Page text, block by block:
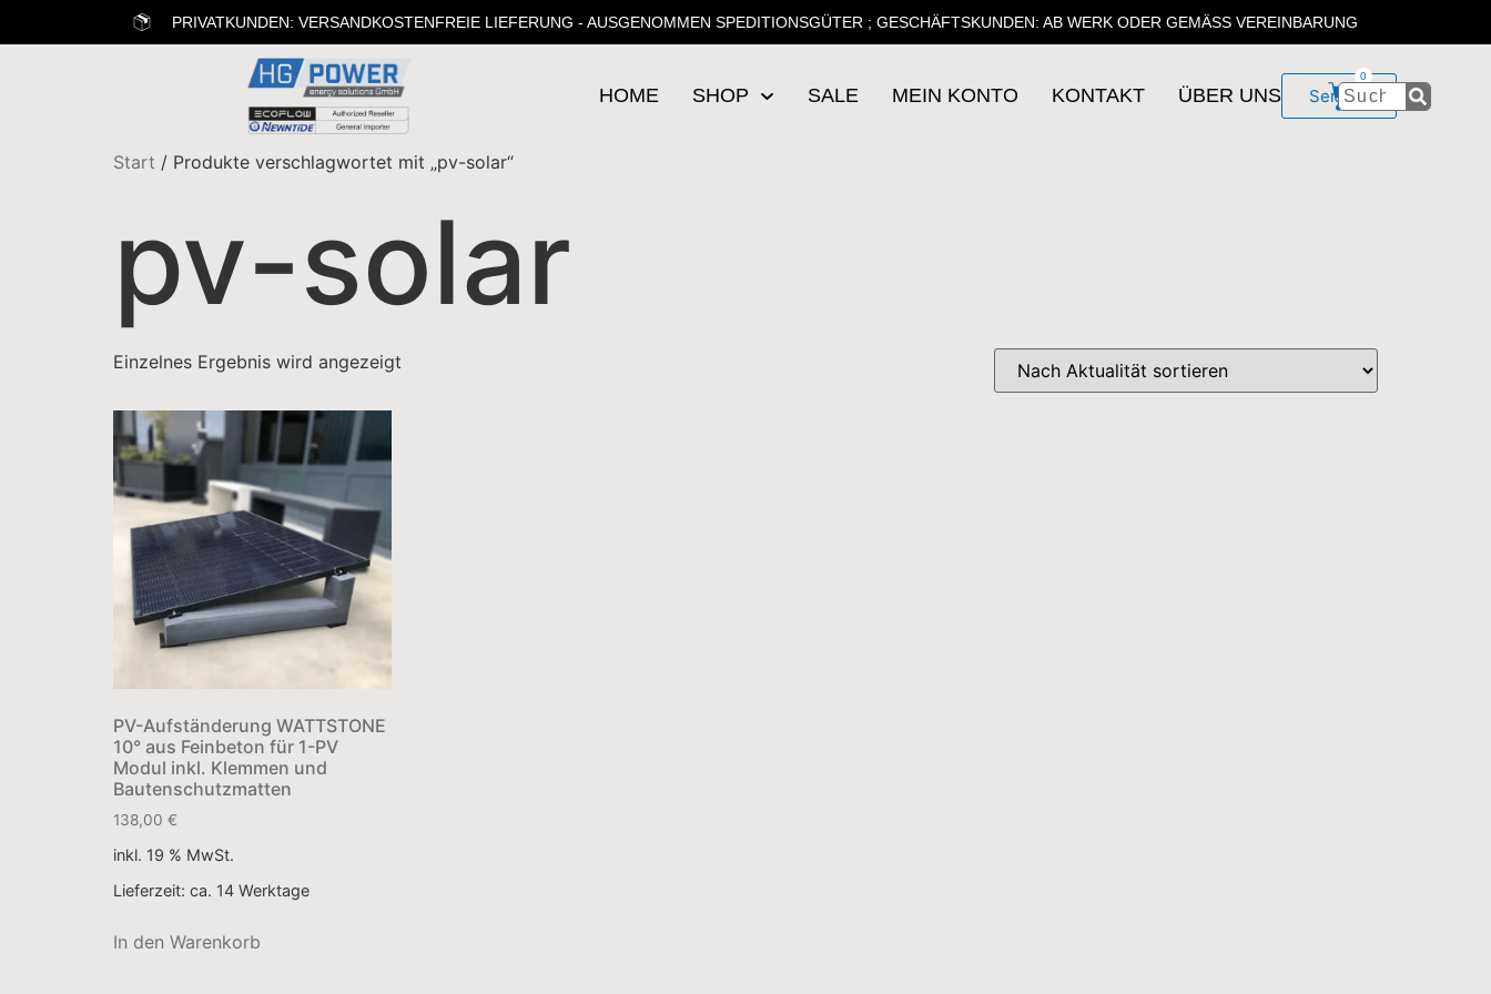
PRIVATKUNDEN: VERSANDKOSTENFREIE LIEFERUNG - AUSGENOMMEN SPEDITIONSGÜTER ; GESCHÄFTSKUNDEN: AB WERK ODER GEMÄSS VEREINBARUNG
HOME SHOP SALE MEIN KONTO KONTAKT ÜBER UNS Service
0
Start / Produkte verschlagwortet mit „pv-solar“
pv-solar
Einzelnes Ergebnis wird angezeigt
PV-Aufständerung WATTSTONE
10° aus Feinbeton für 1-PV
Modul inkl. Klemmen und
Bautenschutzmatten
138,00 €
inkl. 19 % MwSt.
Lieferzeit: ca. 14 Werktage
In den Warenkorb